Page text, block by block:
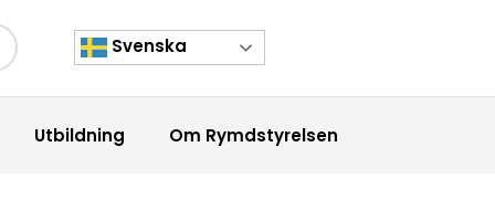
Svenska
Utbildning Om Rymdstyrelsen